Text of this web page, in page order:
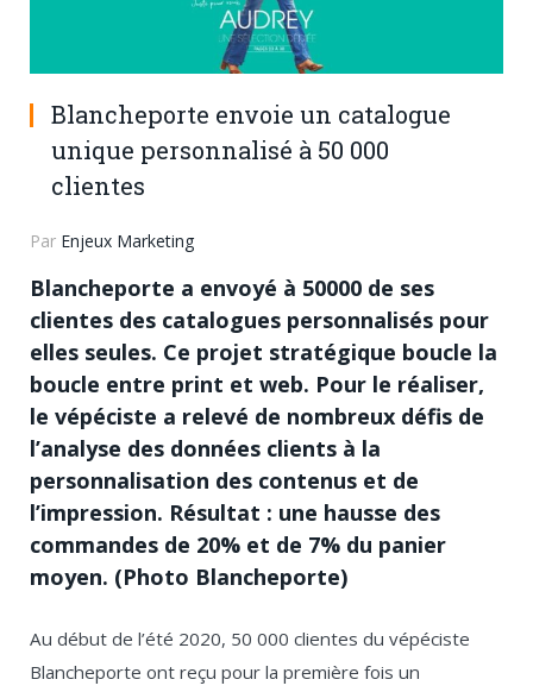
Blancheporte envoie un catalogue
unique personnalisé à 50 000
clientes
Par Enjeux Marketing
Blancheporte a envoyé à 50000 de ses
clientes des catalogues personnalisés pour
elles seules. Ce projet stratégique boucle la
boucle entre print et web. Pour le réaliser,
le vépéciste a relevé de nombreux défis de
l’analyse des données clients à la
personnalisation des contenus et de
l’impression. Résultat : une hausse des
commandes de 20% et de 7% du panier
moyen. (Photo Blancheporte)
Au début de l’été 2020, 50 000 clientes du vépéciste
Blancheporte ont reçu pour la première fois un